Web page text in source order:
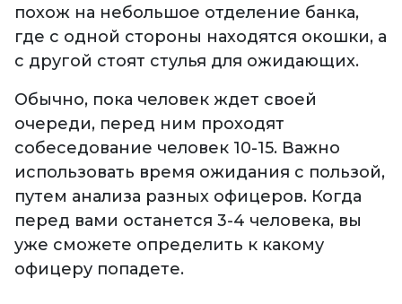
похож на небольшое отделение банка,
где с одной стороны находятся окошки, а
с другой стоят стулья для ожидающих.
Обычно, пока человек ждет своей
очереди, перед ним проходят
собеседование человек 10-15. Важно
использовать время ожидания с пользой,
путем анализа разных офицеров. Когда
перед вами останется 3-4 человека, вы
уже сможете определить к какому
офицеру попадете.